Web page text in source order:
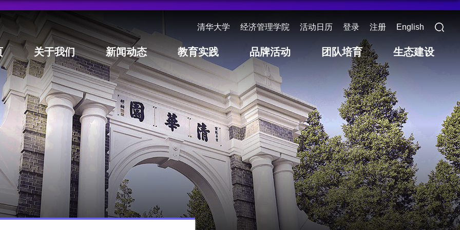
清华大学 经济管理学院 活动日历 登录 注册 English
关于我们 新闻动态 教育实践 品牌活动 团队培育 生态建设